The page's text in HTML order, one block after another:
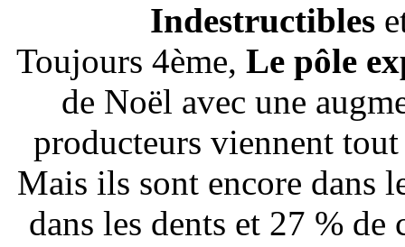
Indestructibles
Toujours 4ème, Le pôle
de Noël avec une
producteurs viennent
Mais ils sont encore dans
dans les dents et 27 % de